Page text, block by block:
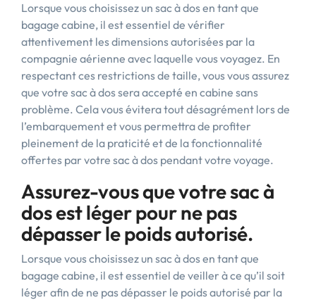
Lorsque vous choisissez un sac à dos en tant que
bagage cabine, il est essentiel de vérifier
attentivement les dimensions autorisées par la
compagnie aérienne avec laquelle vous voyagez. En
respectant ces restrictions de taille, vous vous assurez
que votre sac à dos sera accepté en cabine sans
problème. Cela vous évitera tout désagrément lors de
l’embarquement et vous permettra de profiter
pleinement de la praticité et de la fonctionnalité
offertes par votre sac à dos pendant votre voyage.
Assurez-vous que votre sac à
dos est léger pour ne pas
dépasser le poids autorisé.
Lorsque vous choisissez un sac à dos en tant que
bagage cabine, il est essentiel de veiller à ce qu’il soit
léger afin de ne pas dépasser le poids autorisé par la